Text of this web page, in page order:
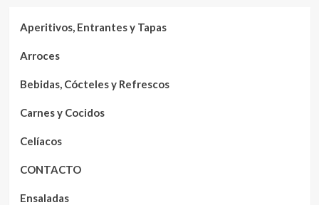
Aperitivos, Entrantes y Tapas
Arroces
Bebidas, Cócteles y Refrescos
Carnes y Cocidos
Celíacos
CONTACTO
Ensaladas